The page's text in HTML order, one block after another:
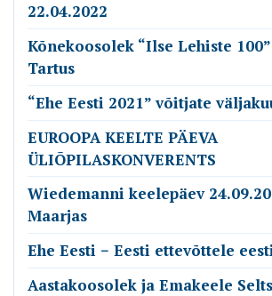
22.04.2022
Kõnekoosolek “Ilse Lehiste
Tartus
“Ehe Eesti 2021” võitjate
EUROOPA KEELTE PÄEVA
ÜLIÕPILASKONVERENTS
Wiedemanni keelepäev
Maarjas
Ehe Eesti − Eesti ettevõttele
Aastakoosolek ja Emakeele